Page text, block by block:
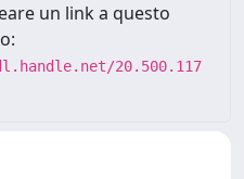
un link a questo
20.500.117